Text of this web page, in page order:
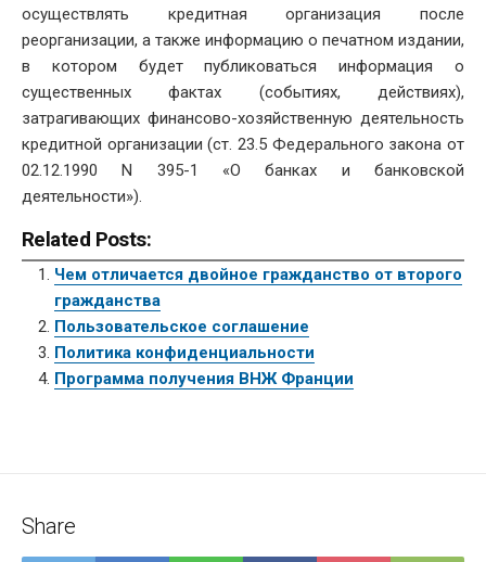
осуществлять кредитная организация после
реорганизации, а также информацию о печатном издании,
в котором будет публиковаться информация о
существенных фактах (событиях, действиях),
затрагивающих финансово-хозяйственную деятельность
кредитной организации (ст. 23.5 Федерального закона от
02.12.1990 N 395-1 «О банках и банковской
деятельности»).
Related Posts:
Чем отличается двойное гражданство от второго
гражданства
Пользовательское соглашение
Политика конфиденциальности
Программа получения ВНЖ Франции
Share